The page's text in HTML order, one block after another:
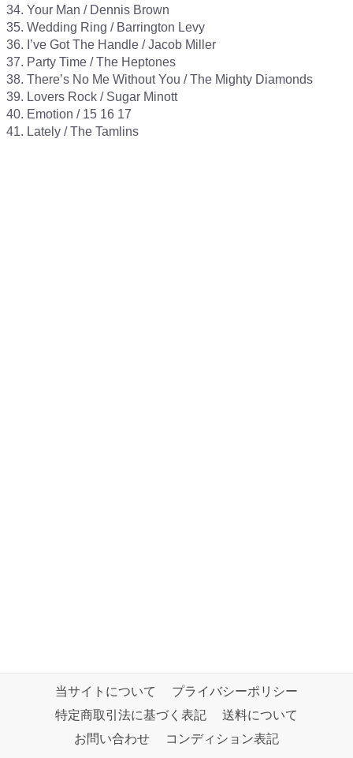
34. Your Man / Dennis Brown
35. Wedding Ring / Barrington Levy
36. I’ve Got The Handle / Jacob Miller
37. Party Time / The Heptones
38. There’s No Me Without You / The Mighty Diamonds
39. Lovers Rock / Sugar Minott
40. Emotion / 15 16 17
当サイトについて
プライバシーポリシー
特定商取引法に基づく表記
送料について
お問い合わせ
コンディション表記